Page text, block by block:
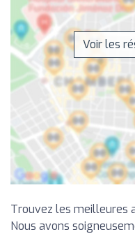
Voir les
Trouvez les meilleures
Nous avons